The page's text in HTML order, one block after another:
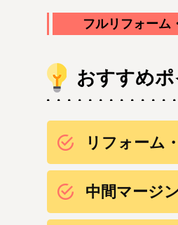
フルリフォーム
おすすめポ
リフォーム
中間マージ